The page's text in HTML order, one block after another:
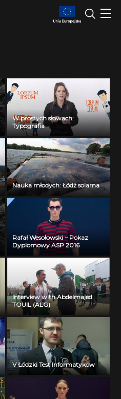
W prostych słowach:
Typografia
Nauka młodych: Łódź solarna
Rafał Wesołowski – Pokaz
Dyplomowy ASP 2016
Interview with Abdelmajed
TOUIL (ALG)
V Łódzki Test Informatykow